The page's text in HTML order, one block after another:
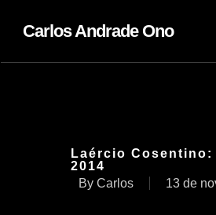
Carlos Andrade Ono
Laércio Cosentino:
2014
By Carlos 13 de